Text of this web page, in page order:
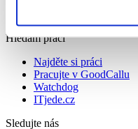
Hledám práci
Najděte si práci
Pracujte v GoodCallu
Watchdog
ITjede.cz
Sledujte nás